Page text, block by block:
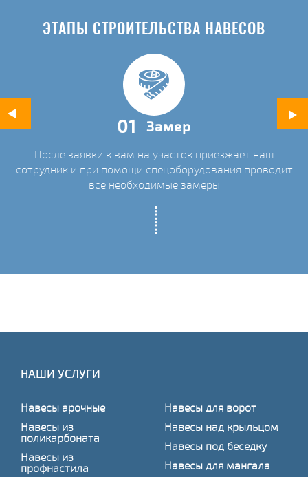
ЭТАПЫ СТРОИТЕЛЬСТВА НАВЕСОВ
01 Замер
После заявки к вам на участок приезжает наш
сотрудник и при помощи спецоборудования проводит
все необходимые замеры
НАШИ УСЛУГИ
Навесы арочные
Навесы из
поликарбоната
Навесы из
профнастила
Навесы для ворот
Навесы над крыльцом
Навесы под беседку
Навесы для мангала